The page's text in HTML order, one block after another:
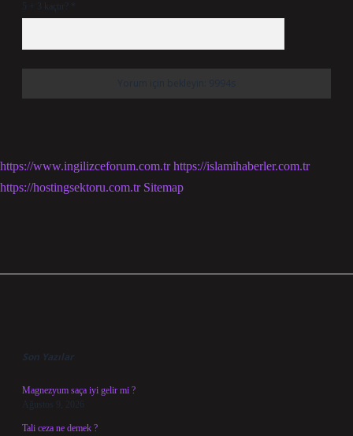
5 + 3 kaçtır? *
https://www.ingilizceforum.com.tr https://islamihaberler.com.tr
https://hostingsektoru.com.tr Sitemap
Son Yazılar
Magnezyum saça iyi gelir mi ?
Ağustos 9, 2026
Tali ceza ne demek ?